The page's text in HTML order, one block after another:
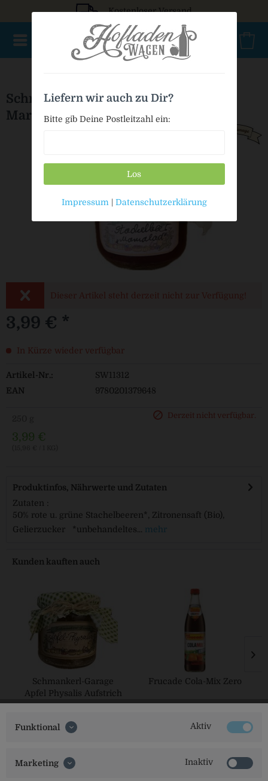
Kostenloser Versand
Schmankerl-Garage Stachelbeer
Marmalad
Dieser Artikel steht derzeit nicht zur Verfügung!
3,99 € *
In Kürze wieder verfügbar
Artikel-Nr.:
SW11312
EAN
9780201379648
3,99 €
Derzeit nicht verfügbar.
Produktinfos, Nährwerte und Zutaten
Zutaten :
50% rote u. grüne Stachelbeeren*, Zitronensaft (Bio),
Gelierzucker *unbehandeltes...
mehr
Kunden kauften auch
Schmankerl-Garage
Apfel Physalis Aufstrich
Frucade Cola-Mix Zero
Funktional Aktiv
Marketing Inaktiv
Liefern wir auch zu Dir?
Bitte gib Deine Postleitzahl ein:
Los
Impressum | Datenschutzerklärung